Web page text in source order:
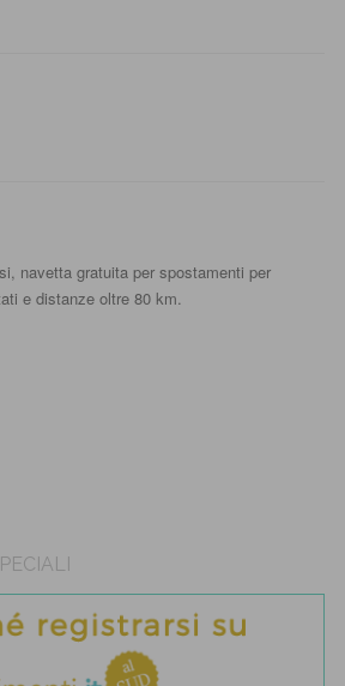
navetta gratuita per spostamenti per
e distanze oltre 80 km.